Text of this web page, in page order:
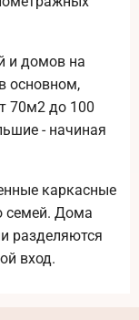
и домов на
основном,
70м2 до 100
- начиная
каркасные
семей. Дома
разделяются
вход.